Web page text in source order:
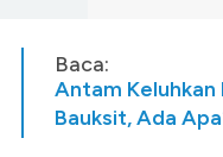
Baca:
Antam Keluhkan
Bauksit, Ada